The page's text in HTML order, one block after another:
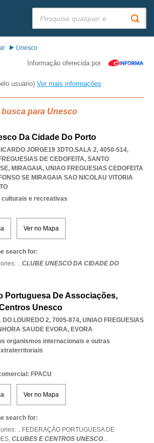
Unesco
Informação oferecida por
usuário) Ver mais informações
para Unesco
Da Cidade Do Porto
JORGE19 3DTO.SALA 2, 4050-514,
DE CEDOFEITA, SANTO
SE, MIRAGAIA, UNIAO FREGUESIAS CEDOFEITA
SE MIRAGAIA SAO NICOLAU VITORIA
e recreativas
Ver no Mapa
search for:
...CLUBE UNESCO DA CIDADE DO
Portuguesa De Associações,
Unesco
DO LOUREDO 2, 7005-874, UNIAO FREGUESIAS
SAUDE EVORA, EVORA
organismos internacionais e outras
FPACU
Ver no Mapa
search for:
...FEDERAÇÃO PORTUGUESA DE
CLUBES E CENTROS UNESCO...